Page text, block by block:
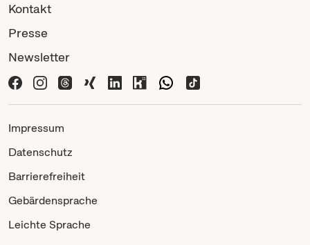
Kontakt
Presse
Newsletter
Impressum
Datenschutz
Barrierefreiheit
Gebärdensprache
Leichte Sprache